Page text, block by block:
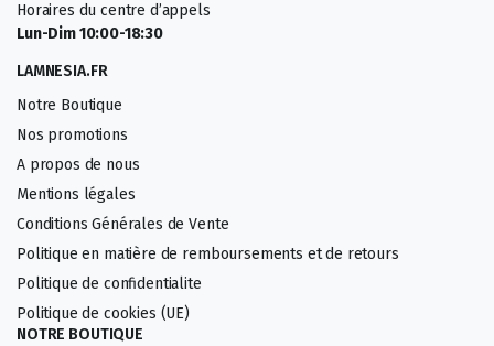
Horaires du centre d’appels
Lun-Dim 10:00-18:30
LAMNESIA.FR
Notre Boutique
Nos promotions
A propos de nous
Mentions légales
Conditions Générales de Vente
Politique en matière de remboursements et de retours
Politique de confidentialite
Politique de cookies (UE)
NOTRE BOUTIQUE